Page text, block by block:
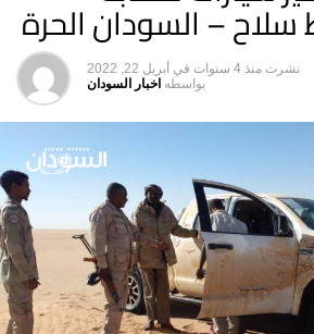
– السودان الحرة
نشرت منذ 4 سنوات في أبريل 22, 2022
بواسطه اخبار السودان